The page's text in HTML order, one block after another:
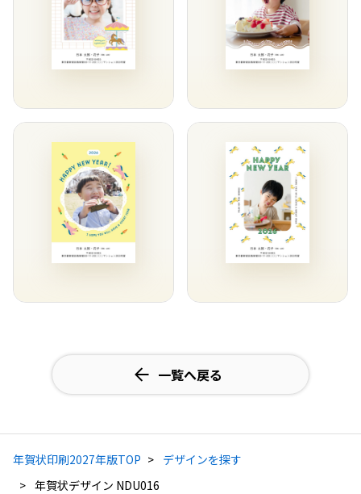
一覧へ戻る
年賀状印刷2027年版TOP
デザインを探す
年賀状デザイン NDU016